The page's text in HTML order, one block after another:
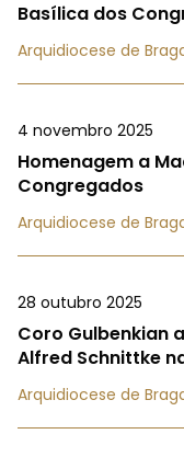
Basílica dos
Arquidiocese de
4 novembro 2025
Homenagem a
Congregados
Arquidiocese de
28 outubro 2025
Coro Gulbenkian
Alfred Schnittke
Arquidiocese de